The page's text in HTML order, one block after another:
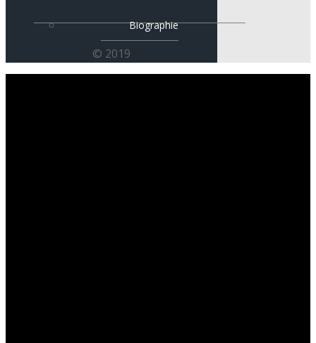
Biographie
© 2019